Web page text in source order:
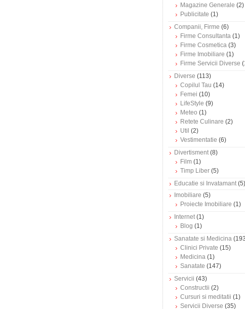
Magazine Generale (2)
Publicitate (1)
Companii, Firme (6)
Firme Consultanta (1)
Firme Cosmetica (3)
Firme Imobiliare (1)
Firme Servicii Diverse
Diverse (113)
Copilul Tau (14)
Femei (10)
LifeStyle (9)
Meteo (1)
Retete Culinare (2)
Util (2)
Vestimentatie (6)
Divertisment(8)
Film (1)
Timp Liber (5)
Educatie si Invatamant(5)
Imobiliare (5)
Proiecte Imobiliare (1)
Internet(1)
Blog (1)
Sanatate si Medicina
Clinici Private (15)
Medicina (1)
Sanatate (147)
Servicii (43)
Constructii (2)
Cursuri si meditatii (1)
Servicii Diverse (35)